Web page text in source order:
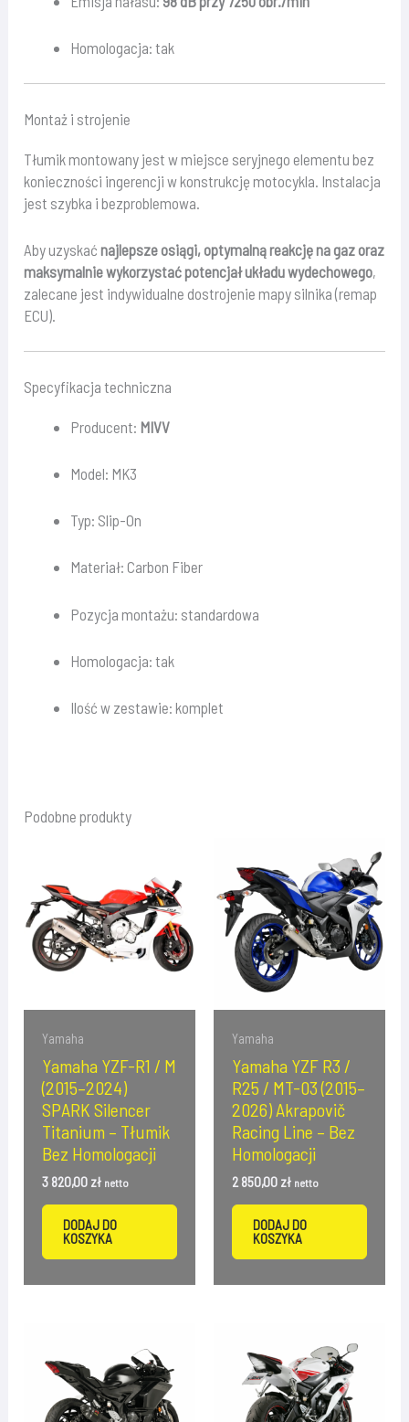
Homologacja: tak
Montaż i strojenie
Tłumik montowany jest w miejsce seryjnego elementu bez
konieczności ingerencji w konstrukcję motocykla. Instalacja
jest szybka i bezproblemowa.
Aby uzyskaćnajlepsze osiągi, optymalną reakcję na gaz oraz
maksymalnie wykorzystać potencjał układu wydechowego,
zalecane jest indywidualne dostrojenie mapy silnika (remap
ECU).
Specyfikacja techniczna
Producent: MIVV
Model: MK3
Typ: Slip-On
Materiał: Carbon Fiber
Pozycja montażu: standardowa
Homologacja: tak
Ilość w zestawie: komplet
Podobne produkty
Yamaha
Yamaha YZF-R1 / M
(2015–2024)
SPARK Silencer
Titanium – Tłumik
Bez Homologacji
3 820,00 zł netto
DODAJ DO
KOSZYKA
Yamaha
Yamaha YZF R3 /
R25 / MT-03 (2015–
2026) Akrapovič
Racing Line – Bez
Homologacji
2 850,00 zł netto
DODAJ DO
KOSZYKA